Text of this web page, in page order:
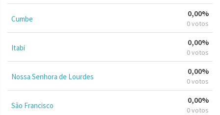
Cumbe
0,00%
0 votos
Itabi
0,00%
0 votos
Nossa Senhora de Lourdes
0,00%
0 votos
São Francisco
0,00%
0 votos